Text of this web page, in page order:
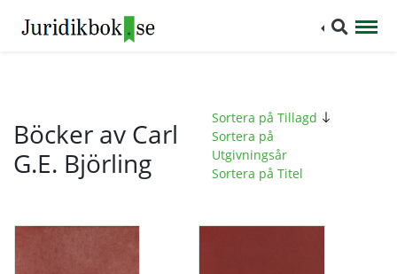
Böcker av Carl
G.E. Björling
Sortera på Tillagd
Sortera på
Utgivningsår
Sortera på Titel